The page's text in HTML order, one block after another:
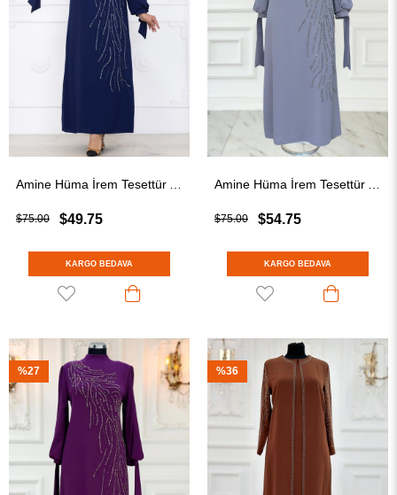
$49.75
$75.00
KARGO BEDAVA
$54.75
$75.00
KARGO BEDAVA
%27 %36